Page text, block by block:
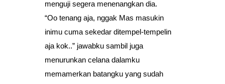
menguji segera menenangkan dia.
“Oo tenang aja, nggak Mas masukin
inimu cuma sekedar ditempel-tempelin
aja kok..” jawabku sambil juga
menurunkan celana dalamku
memamerkan batangku yang sudah